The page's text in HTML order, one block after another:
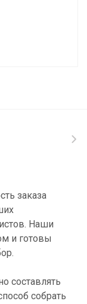
заказа
Наши
и готовы
составлять
собрать